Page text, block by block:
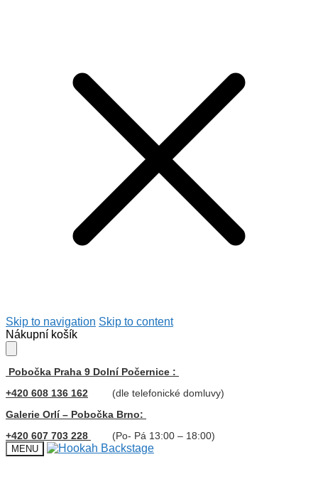
Skip to navigation Skip to content
Nákupní košík
Pobočka Praha 9 Dolní Počernice :
+420 608 136 162
(dle telefonické domluvy)
Galerie Orlí – Pobočka Brno:
+420 607 703 228
(Po- Pá 13:00 – 18:00)
MENU